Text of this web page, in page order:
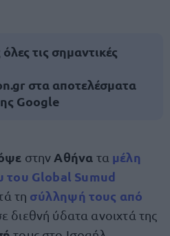
τις σημαντικές
στα αποτελέσματα
Google
στην Αθήνα τα μέλη
του Global Sumud
τη σύλληψή τους από
διεθνή ύδατα ανοιχτά της